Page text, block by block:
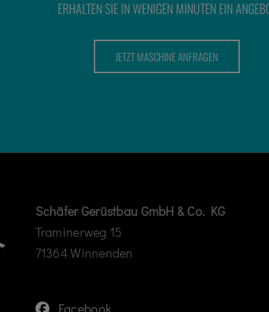
ERHALTEN SIE IN WENIGEN MINUTEN EIN
JETZT MASCHINE ANFRAGEN
Schäfer Gerüstbau GmbH & Co. KG
Traminerweg 15
71364 Winnenden
Facebook